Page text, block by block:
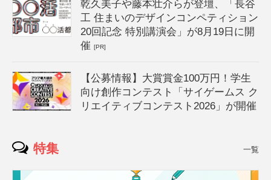
乾久美子や藤本壮介らが登壇、「長谷
工 住まいのデザインコンペティション
20回記念 特別講演会」が8月19日に開
催[PR]
【公募情報】大賞賞金100万円！学生
向け創作コンテスト「サイゲームス ク
リエイティブコンテスト2026」が開催
特集 一覧